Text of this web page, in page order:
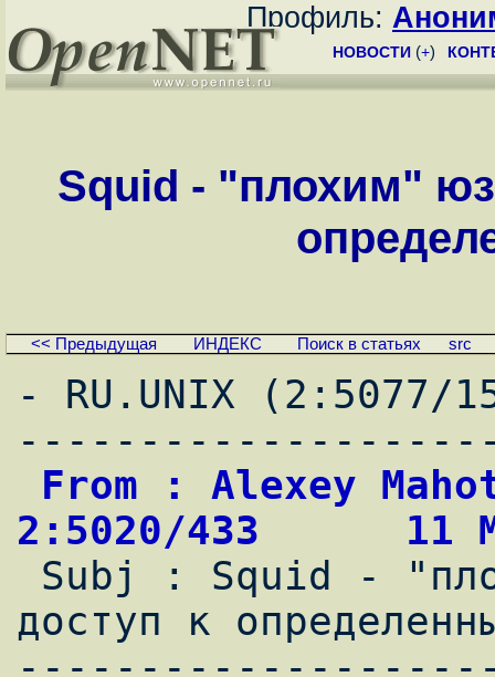
Профиль:
НОВОСТИ (+)
Squid - "плохим"
<< Предыдущая ИНДЕКС Поиск в статьях src
- RU.UNIX
2:5020/433      11
доступ к